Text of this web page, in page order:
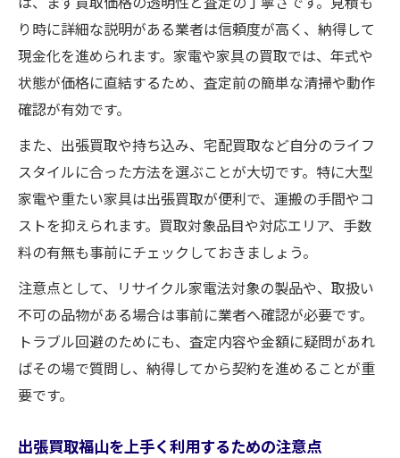
り時に詳細な説明がある業者は信頼度が高く、納得して
現金化を進められます。家電や家具の買取では、年式や
状態が価格に直結するため、査定前の簡単な清掃や動作
確認が有効です。
また、出張買取や持ち込み、宅配買取など自分のライフ
スタイルに合った方法を選ぶことが大切です。特に大型
家電や重たい家具は出張買取が便利で、運搬の手間やコ
ストを抑えられます。買取対象品目や対応エリア、手数
料の有無も事前にチェックしておきましょう。
注意点として、リサイクル家電法対象の製品や、取扱い
不可の品物がある場合は事前に業者へ確認が必要です。
トラブル回避のためにも、査定内容や金額に疑問があれ
ばその場で質問し、納得してから契約を進めることが重
要です。
出張買取福山を上手く利用するための注意点